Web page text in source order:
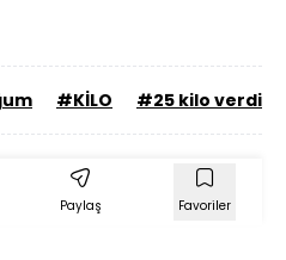
#KİLO #25 kilo verdi
Paylaş Favoriler